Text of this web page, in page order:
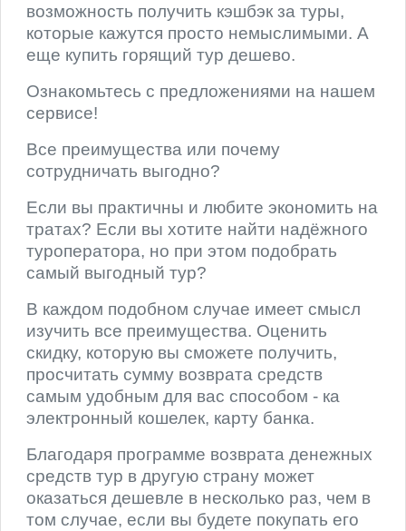
возможность получить кэшбэк за туры,
которые кажутся просто немыслимыми. А
еще купить горящий тур дешево.
Ознакомьтесь с предложениями на нашем
сервисе!
Все преимущества или почему
сотрудничать выгодно?
Если вы практичны и любите экономить на
тратах? Если вы хотите найти надёжного
туроператора, но при этом подобрать
самый выгодный тур?
В каждом подобном случае имеет смысл
изучить все преимущества. Оценить
скидку, которую вы сможете получить,
просчитать сумму возврата средств
самым удобным для вас способом - ка
электронный кошелек, карту банка.
Благодаря программе возврата денежных
средств тур в другую страну может
оказаться дешевле в несколько раз, чем в
том случае, если вы будете покупать его